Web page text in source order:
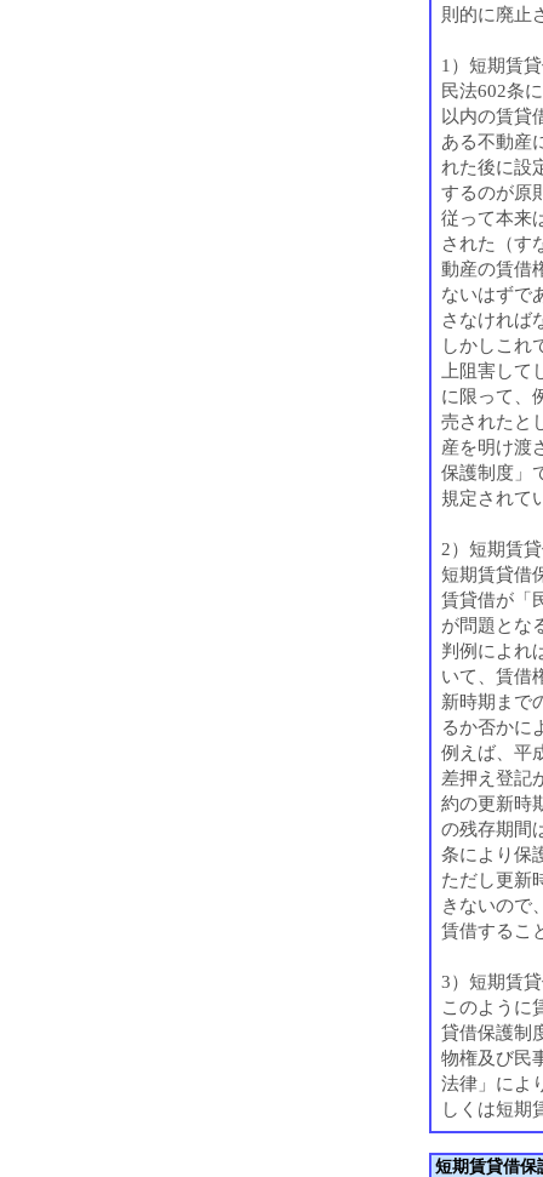
則的に廃止
1）短期賃
民法602条
以内の賃貸
ある不動産
れた後に設
するのが原
従って本来
された（す
動産の賃借
ないはずで
さなければ
しかしこれ
上阻害し
に限って、
売されたと
産を明け渡
保護制度」
規定されて
2）短期賃
短期賃貸借
賃貸借が「
が問題とな
判例によれ
いて、賃借
新時期まで
るか否かに
例えば、平
差押え登記
約の更新時
の残存期間
条により保
ただし更新
きないので
賃借するこ
3）短期賃
このように
貸借保護制
物権及び民
法律」によ
しくは短期
短期賃貸借保